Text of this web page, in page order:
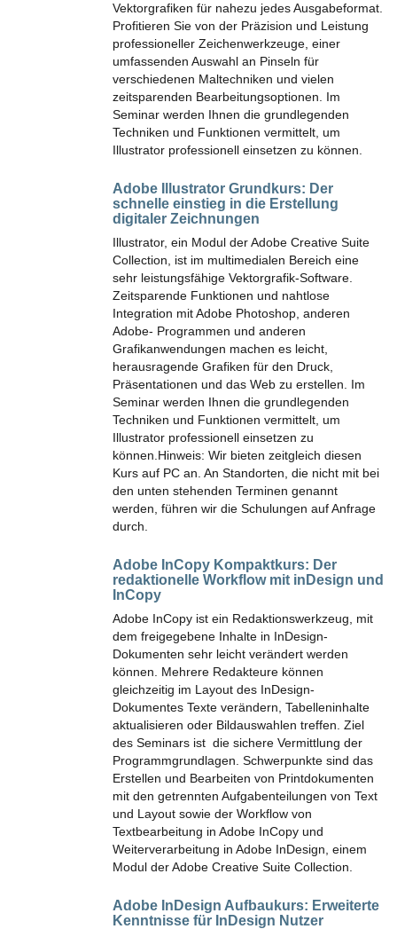
Vektorgrafiken für nahezu jedes Ausgabeformat.
Profitieren Sie von der Präzision und Leistung
professioneller Zeichenwerkzeuge, einer
umfassenden Auswahl an Pinseln für
verschiedenen Maltechniken und vielen
zeitsparenden Bearbeitungsoptionen. Im
Seminar werden Ihnen die grundlegenden
Techniken und Funktionen vermittelt, um
Illustrator professionell einsetzen zu können.
Adobe Illustrator Grundkurs: Der
schnelle einstieg in die Erstellung
digitaler Zeichnungen
Illustrator, ein Modul der Adobe Creative Suite
Collection, ist im multimedialen Bereich eine
sehr leistungsfähige Vektorgrafik-Software.
Zeitsparende Funktionen und nahtlose
Integration mit Adobe Photoshop, anderen
Adobe- Programmen und anderen
Grafikanwendungen machen es leicht,
herausragende Grafiken für den Druck,
Präsentationen und das Web zu erstellen. Im
Seminar werden Ihnen die grundlegenden
Techniken und Funktionen vermittelt, um
Illustrator professionell einsetzen zu
können.Hinweis: Wir bieten zeitgleich diesen
Kurs auf PC an. An Standorten, die nicht mit bei
den unten stehenden Terminen genannt
werden, führen wir die Schulungen auf Anfrage
durch.
Adobe InCopy Kompaktkurs: Der
redaktionelle Workflow mit inDesign und
InCopy
Adobe InCopy ist ein Redaktionswerkzeug, mit
dem freigegebene Inhalte in InDesign-
Dokumenten sehr leicht verändert werden
können. Mehrere Redakteure können
gleichzeitig im Layout des InDesign-
Dokumentes Texte verändern, Tabelleninhalte
aktualisieren oder Bildauswahlen treffen. Ziel
des Seminars ist die sichere Vermittlung der
Programmgrundlagen. Schwerpunkte sind das
Erstellen und Bearbeiten von Printdokumenten
mit den getrennten Aufgabenteilungen von Text
und Layout sowie der Workflow von
Textbearbeitung in Adobe InCopy und
Weiterverarbeitung in Adobe InDesign, einem
Modul der Adobe Creative Suite Collection.
Adobe InDesign Aufbaukurs: Erweiterte
Kenntnisse für InDesign Nutzer